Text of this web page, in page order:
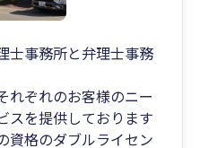
士事務所と弁理士事務
れぞれのお客様のニー
スを提供しております
資格のダブルライセン